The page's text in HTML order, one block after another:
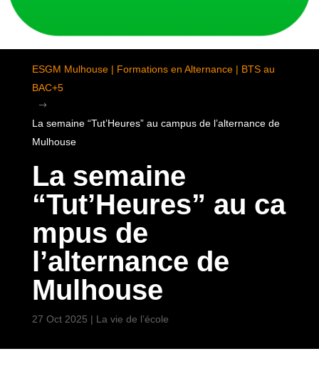
ESGM Mulhouse | Formations en Alternance | BTS au
BAC+5
$
La semaine “Tut’Heures” au campus de l’alternance de
Mulhouse
La semaine
“Tut’Heures” au ca
mpus de
l’alternance de
Mulhouse
27 Oct 2025 | La vie de l’école